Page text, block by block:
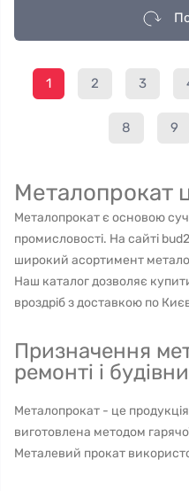
1 2 3
8 9
Металопрокат
Металопрокат є основою
промисловості. На сайті
широкий асортимент
Наш каталог дозволяє
вроздріб з доставкою по
Призначення
ремонті і
Металопрокат - це
виготовлена методом
Металевий прокат